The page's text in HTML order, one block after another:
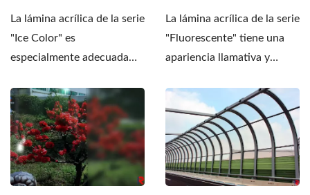
La lámina acrílica de la serie
"Ice Color" es
especialmente adecuada
diseño...
La lámina acrílica de la serie
"Fluorescente" tiene una
apariencia llamativa y